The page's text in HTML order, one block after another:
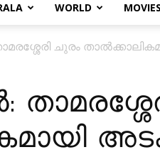
WORLD MOVIES
താമരശ്ശേരി ചുരം